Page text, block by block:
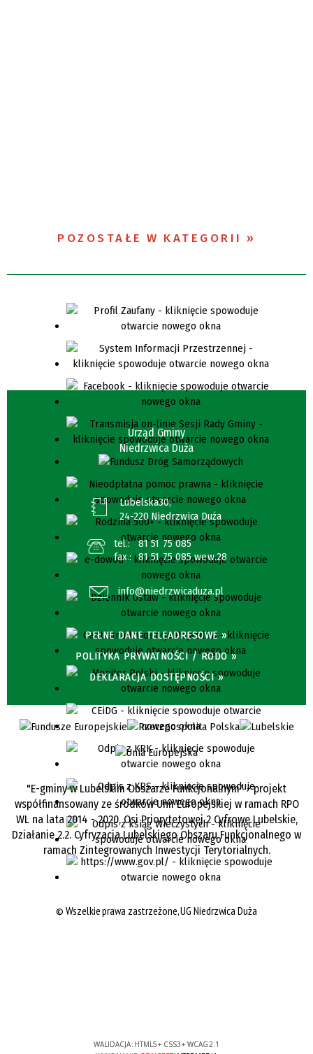
POZOSTAŁE W KATEGORII
Urząd Gminy
Niedrzwica Duża
Lubelska30,
24-220 Niedrzwica Duża
tel.:
81 51 75 085
fax.:
81 51 75 085 wew.28
info@niedrzwicaduza.pl
PEŁNE DANE TELEADRESOWE »
POLITYKA PRYWATNOŚCI / RODO »
DEKLARACJA DOSTĘPNOŚCI »
"E-gminy w Lubelskim Obszarze Funkcjonalnym" - projekt
współfinansowany ze środków Unii Europejskiej w ramach RPO
WL na lata 2014 - 2020, Osi Priorytetowej 2 Cyfrowe Lubelskie,
Działanie 2.2. Cyfryzacja Lubelskiego Obszaru Funkcjonalnego w
ramach Zintegrowanych Inwestycji Terytorialnych.
©Wszelkie prawa zastrzeżone, UG Niedrzwica Duża
WALIDACJA: HTML5+ CSS3+ WCAG 2.1